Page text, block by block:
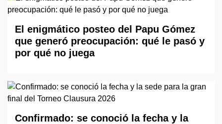
El enigmático posteo del Papu Gómez
que generó preocupación: qué le pasó y
por qué no juega
Confirmado: se conoció la fecha y la